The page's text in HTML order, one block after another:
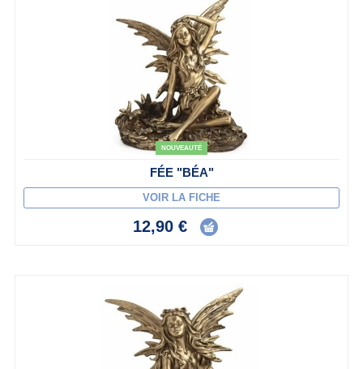
NOUVEAUTÉ
FÉE "BÉA"
VOIR LA FICHE
12,90 €